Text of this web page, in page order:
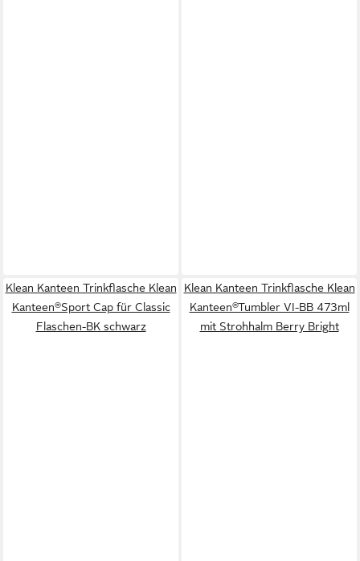
Klean Kanteen Trinkflasche Klean
Kanteen®Sport Cap für Classic
Flaschen-BK schwarz
Klean Kanteen Trinkflasche Klean
Kanteen®Tumbler VI-BB 473ml
mit Strohhalm Berry Bright